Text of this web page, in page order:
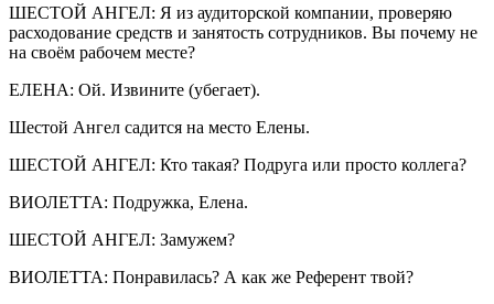
ШЕСТОЙ АНГЕЛ: Я из аудиторской компании, проверяю
расходование средств и занятость сотрудников. Вы почему не
на своём рабочем месте?
ЕЛЕНА: Ой. Извините (убегает).
Шестой Ангел садится на место Елены.
ШЕСТОЙ АНГЕЛ: Кто такая? Подруга или просто коллега?
ВИОЛЕТТА: Подружка, Елена.
ШЕСТОЙ АНГЕЛ: Замужем?
ВИОЛЕТТА: Понравилась? А как же Референт твой?